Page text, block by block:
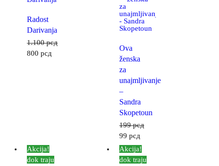
Radost
Darivanja
1.100рсд
800 рсд
Ova
ženska
za
unajmljivanje
–
Sandra
Skopetoun
199рсд
99 рсд
Akcija!
dok traju
Akcija!
dok traju